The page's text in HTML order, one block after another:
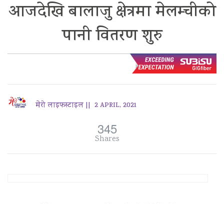
आजदेखि बालाजु क्षेत्रमा मेलम्चीको
पानी वितरण शुरु
मेरो लाइफस्टाइल || 2 APRIL, 2021
345
Shares